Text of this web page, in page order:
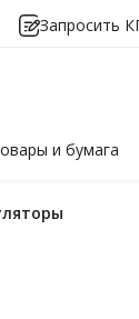
Запросить
и бумага